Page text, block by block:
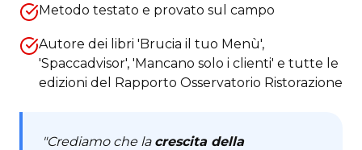
Metodo testato e provato sul campo
Autore dei libri 'Brucia il tuo Menù',
'Spaccadvisor', 'Mancano solo i clienti' e tutte le
edizioni del Rapporto Osservatorio Ristorazione
"Crediamo che la crescita della